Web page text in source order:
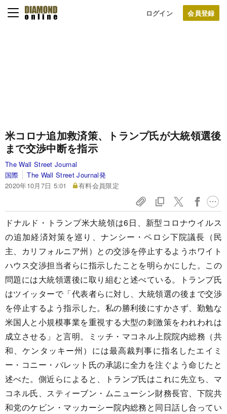
ログイン
米コロナ追加救済策、トランプ氏が大統領選後
まで交渉中断を指示
The Wall Street Journal
国際
The Wall Street Journal発
2020年10月7日 5:01
有料会員限定
ドナルド・トランプ米大統領は6日、新型コロナウイルス
の追加経済対策を巡り、ナンシー・ペロシ下院議長（民
主、カリフォルニア州）との交渉を停止するようホワイト
ハウス交渉担当者らに指示したことを明らかにした。この
問題には大統領選後に取り組むと述べている。トランプ氏
はツイッターで「代表者らに対し、大統領選の後まで交渉
を停止するよう指示した。私の勝利後にすかさず、勤勉な
米国人と小規模事業を重視する大型の刺激策をわれわれは
成立させる」と言明。ミッチ・マコネル上院院内総務（共
和、ケンタッキー州）には最高裁判事に指名したエイミ
ー・コニー・バレット氏の承認に全力を注ぐよう命じたと
述べた。側近らによると、トランプ氏はこれに先立ち、マ
コネル氏、スティーブン・ムニューシン財務長官、下院共
和党のケビン・マッカーシー院内総務と同日話し合ってい